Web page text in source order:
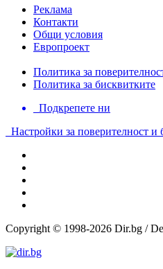
Реклама
Контакти
Общи условия
Европроект
Политика за
Политика за бисквитките
Подкрепете ни
Настройки за поверителност и
Copyright © 1998-2026 Dir.bg /